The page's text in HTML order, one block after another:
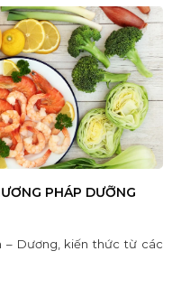
PHÁP DƯỠNG
– Dương, kiến thức từ các